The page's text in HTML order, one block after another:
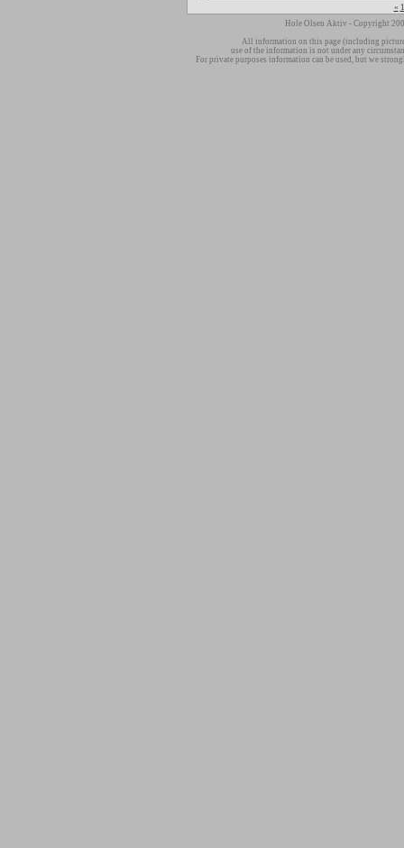
« 1
Hole Olsen Aktiv - Copyright
All information on this page (including
use of the information is not under any
For private purposes information can be used, but we